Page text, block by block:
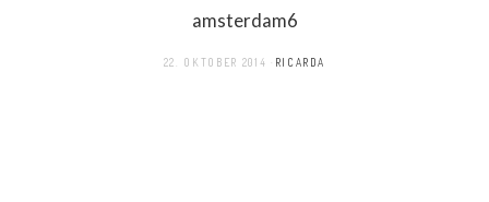
amsterdam6
22. OKTOBER 2014 RICARDA